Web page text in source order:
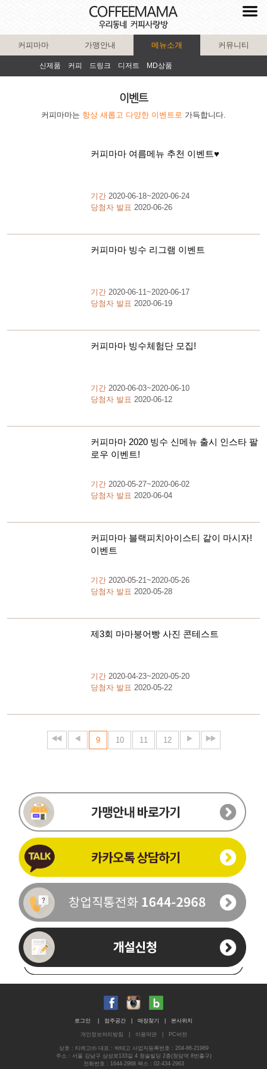
커피마마 가맹안내 메뉴소개
신제품 커피 드링크 디저트 MD상품
커뮤니티
이벤트
커피마마는 항상 새롭고 다양한 이벤트로 가득합니다.
커피마마 여름메뉴 추천 이벤트♥️
기간 2020-06-18~2020-06-24
당첨자 발표 2020-06-26
커피마마 빙수 리그램 이벤트
기간 2020-06-11~2020-06-17
당첨자 발표 2020-06-19
커피마마 빙수체험단 모집!
기간 2020-06-03~2020-06-10
당첨자 발표 2020-06-12
커피마마 2020 빙수 신메뉴 출시 인스타 팔
로우 이벤트!
기간 2020-05-27~2020-06-02
당첨자 발표 2020-06-04
커피마마 블랙피치아이스티 같이 마시자!
이벤트
기간 2020-05-21~2020-05-26
당첨자 발표 2020-05-28
제3회 마마붕어빵 사진 콘테스트
기간 2020-04-23~2020-05-20
당첨자 발표 2020-05-22
9 10 11 12
이름
- -
로그인 점주공간 매장찾기 본사위치
개인정보처리방침 이용약관 PC버전
상호 : 티에고㈜ 대표 : 박태고 사업자등록번호 : 204-86-21969
주소 : 서울 강남구 삼성로133길 4 청솔빌딩 2층(청담역 8번출구)
전화번호 : 1644-2968 팩스 : 02-434-2963